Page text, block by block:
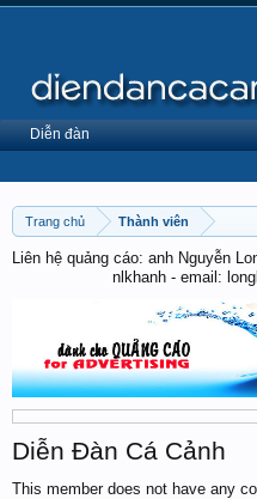
Trang chủ Thành viên
Liên hệ quảng cáo: anh Nguyễn
nlkhanh - email:
Diễn Đàn Cá Cảnh
This member does not have any
Diễn đàn